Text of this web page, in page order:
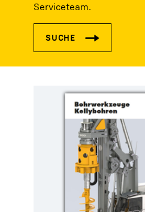
Serviceteam.